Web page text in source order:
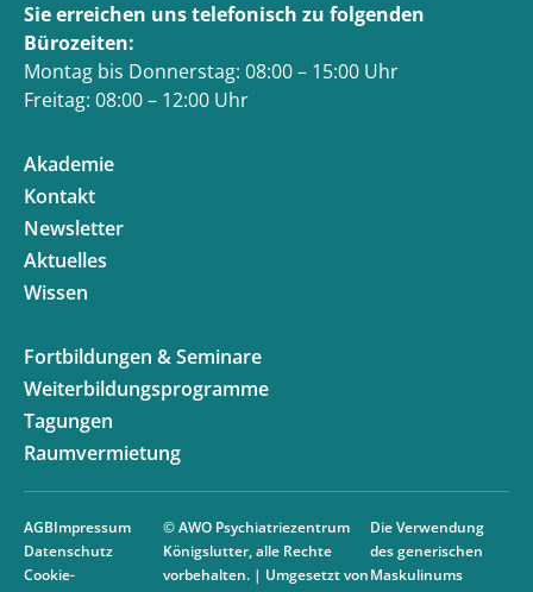
Sie erreichen uns telefonisch zu folgenden
Bürozeiten:
Montag bis Donnerstag: 08:00 – 15:00 Uhr
Freitag: 08:00 – 12:00 Uhr
Akademie
Kontakt
Newsletter
Aktuelles
Wissen
Fortbildungen & Seminare
Weiterbildungsprogramme
Tagungen
Raumvermietung
© AWO Psychiatriezentrum
Königslutter, alle Rechte
vorbehalten. | Umgesetzt von
AGBImpressum
Datenschutz
Cookie-
Die Verwendung
des generischen
Maskulinums